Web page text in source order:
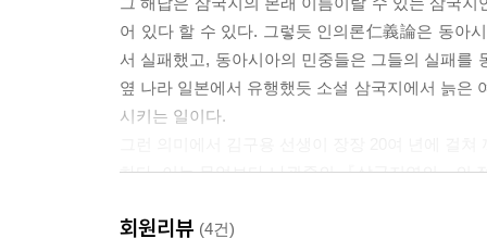
어 있다 할 수 있다. 그렇듯 인의론仁義論은 동아
서 실패했고, 동아시아의 민중들은 그들의 실패를
옆 나라 일본에서 유행했듯 소설 삼국지에서 늙은
시키는 일이다.
하다. 이는 무엇보다 나관중의 『삼국지연의』의
문이다.
회원리뷰 (4건)